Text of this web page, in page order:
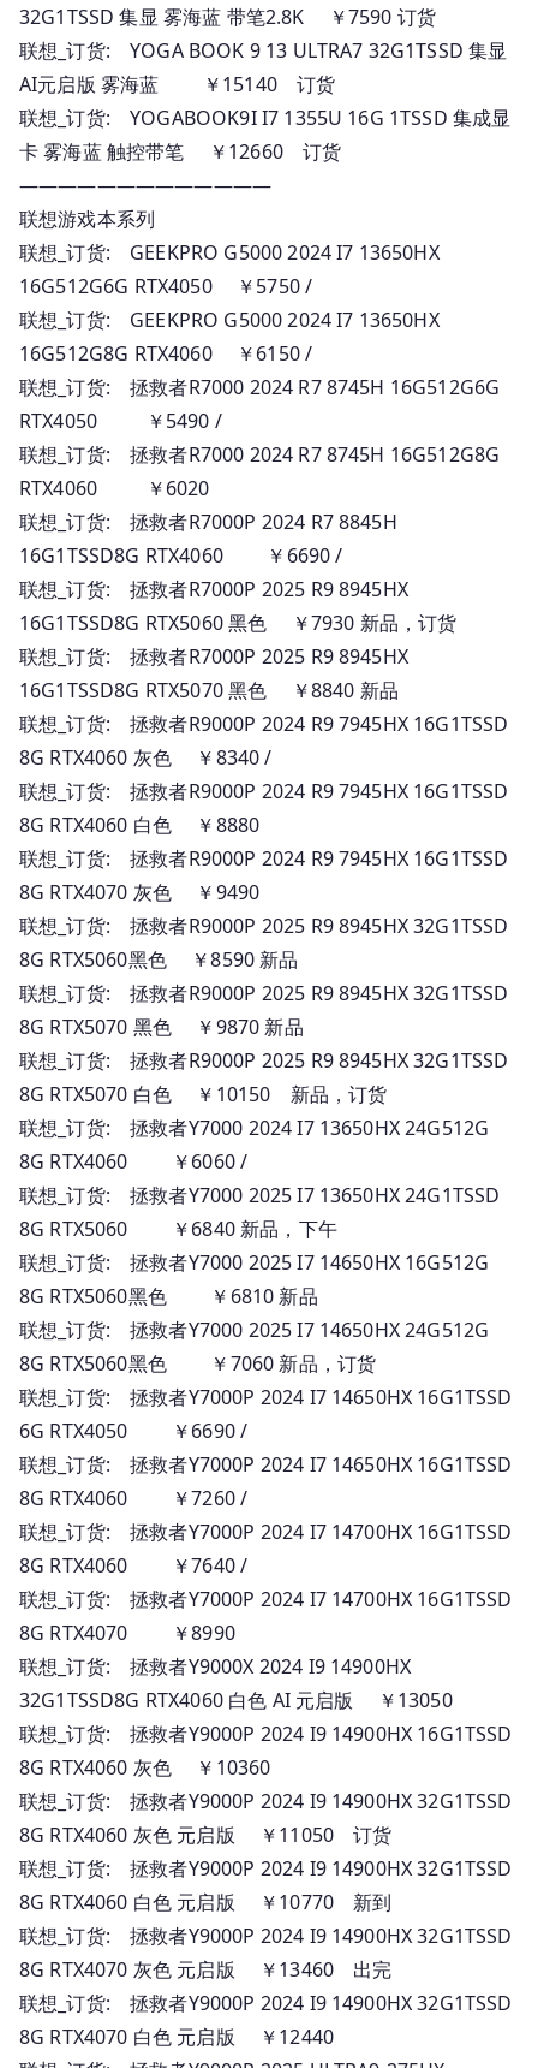
32G1TSSD 集显 雾海蓝 带笔2.8K ￥7590 订货
联想_订货: YOGA BOOK 9 13 ULTRA7 32G1TSSD 集显
AI元启版 雾海蓝 ￥15140 订货
联想_订货: YOGABOOK9I I7 1355U 16G 1TSSD 集成显
卡 雾海蓝 触控带笔 ￥12660 订货
—————————————
联想游戏本系列
联想_订货: GEEKPRO G5000 2024 I7 13650HX
16G512G6G RTX4050 ￥5750 /
联想_订货: GEEKPRO G5000 2024 I7 13650HX
16G512G8G RTX4060 ￥6150 /
联想_订货: 拯救者R7000 2024 R7 8745H 16G512G6G
RTX4050 ￥5490 /
联想_订货: 拯救者R7000 2024 R7 8745H 16G512G8G
RTX4060 ￥6020
联想_订货: 拯救者R7000P 2024 R7 8845H
16G1TSSD8G RTX4060 ￥6690 /
联想_订货: 拯救者R7000P 2025 R9 8945HX
16G1TSSD8G RTX5060 黑色 ￥7930 新品，订货
联想_订货: 拯救者R7000P 2025 R9 8945HX
16G1TSSD8G RTX5070 黑色 ￥8840 新品
联想_订货: 拯救者R9000P 2024 R9 7945HX 16G1TSSD
8G RTX4060 灰色 ￥8340 /
联想_订货: 拯救者R9000P 2024 R9 7945HX 16G1TSSD
8G RTX4060 白色 ￥8880
联想_订货: 拯救者R9000P 2024 R9 7945HX 16G1TSSD
8G RTX4070 灰色 ￥9490
联想_订货: 拯救者R9000P 2025 R9 8945HX 32G1TSSD
8G RTX5060黑色 ￥8590 新品
联想_订货: 拯救者R9000P 2025 R9 8945HX 32G1TSSD
8G RTX5070 黑色 ￥9870 新品
联想_订货: 拯救者R9000P 2025 R9 8945HX 32G1TSSD
8G RTX5070 白色 ￥10150 新品，订货
联想_订货: 拯救者Y7000 2024 I7 13650HX 24G512G
8G RTX4060 ￥6060 /
联想_订货: 拯救者Y7000 2025 I7 13650HX 24G1TSSD
8G RTX5060 ￥6840 新品，下午
联想_订货: 拯救者Y7000 2025 I7 14650HX 16G512G
8G RTX5060黑色 ￥6810 新品
联想_订货: 拯救者Y7000 2025 I7 14650HX 24G512G
8G RTX5060黑色 ￥7060 新品，订货
联想_订货: 拯救者Y7000P 2024 I7 14650HX 16G1TSSD
6G RTX4050 ￥6690 /
联想_订货: 拯救者Y7000P 2024 I7 14650HX 16G1TSSD
8G RTX4060 ￥7260 /
联想_订货: 拯救者Y7000P 2024 I7 14700HX 16G1TSSD
8G RTX4060 ￥7640 /
联想_订货: 拯救者Y7000P 2024 I7 14700HX 16G1TSSD
8G RTX4070 ￥8990
联想_订货: 拯救者Y9000X 2024 I9 14900HX
32G1TSSD8G RTX4060 白色 AI 元启版 ￥13050
联想_订货: 拯救者Y9000P 2024 I9 14900HX 16G1TSSD
8G RTX4060 灰色 ￥10360
联想_订货: 拯救者Y9000P 2024 I9 14900HX 32G1TSSD
8G RTX4060 灰色 元启版 ￥11050 订货
联想_订货: 拯救者Y9000P 2024 I9 14900HX 32G1TSSD
8G RTX4060 白色 元启版 ￥10770 新到
联想_订货: 拯救者Y9000P 2024 I9 14900HX 32G1TSSD
8G RTX4070 灰色 元启版 ￥13460 出完
联想_订货: 拯救者Y9000P 2024 I9 14900HX 32G1TSSD
8G RTX4070 白色 元启版 ￥12440